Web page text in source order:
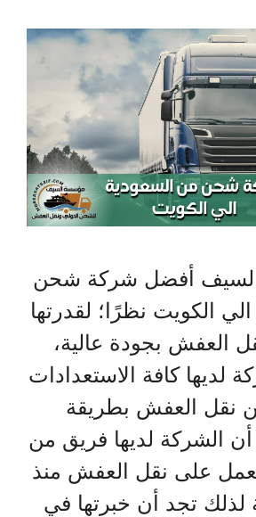
أفضل شركة شحن
الكويت نظرًا؛ لقدرتها
العفش بجودة عالية،
لديها كافة الاستعدادات
نقل العفش بطريقة
أن الشركة لديها فريق من
تعمل على نقل العفش منذ
تجد أن خبرتها في